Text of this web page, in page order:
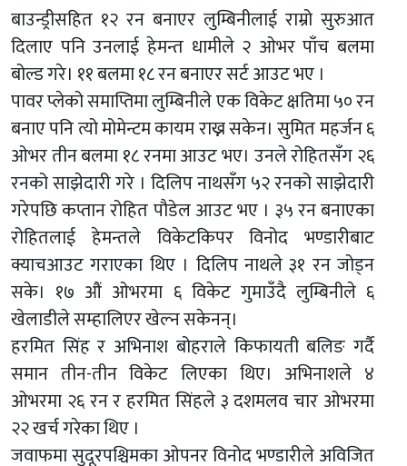
बाउन्ड्रीसहित १२ रन बनाएर लुम्बिनीलाई राम्रो सुरुआत
दिलाए पनि उनलाई हेमन्त धामीले २ ओभर पाँच बलमा
बोल्ड गरे। ११ बलमा १८ रन बनाएर सर्ट आउट भए ।
पावर प्लेको समाप्तिमा लुम्बिनीले एक विकेट क्षतिमा ५० रन
बनाए पनि त्यो मोमेन्टम कायम राख्न सकेन। सुमित महर्जन ६
ओभर तीन बलमा १८ रनमा आउट भए। उनले रोहितसँग २६
रनको साझेदारी गरे । दिलिप नाथसँग ५२ रनको साझेदारी
गरेपछि कप्तान रोहित पौडेल आउट भए । ३५ रन बनाएका
रोहितलाई हेमन्तले विकेटकिपर विनोद भण्डारीबाट
क्याचआउट गराएका थिए । दिलिप नाथले ३१ रन जोड्न
सके। १७ औं ओभरमा ६ विकेट गुमाउँदै लुम्बिनीले ६
खेलाडीले सम्हालिएर खेल्न सकेनन्।
हरमित सिंह र अभिनाश बोहराले किफायती बलिङ गर्दै
समान तीन-तीन विकेट लिएका थिए। अभिनाशले ४
ओभरमा २६ रन र हरमित सिंहले ३ दशमलव चार ओभरमा
२२ खर्च गरेका थिए ।
जवाफमा सुदूरपश्चिमका ओपनर विनोद भण्डारीले अविजित